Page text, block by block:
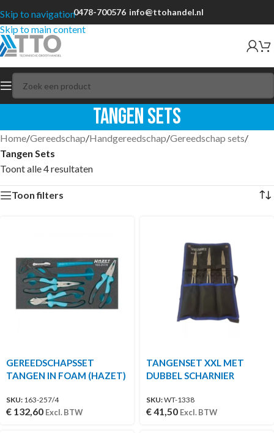
Skip to navigation
Skip to main content
0478-700576 info@ttohandel.nl
Tangen Sets
Home/Gereedschap/Handgereedschap/Gereedschap sets/
Tangen Sets
Toont alle 4 resultaten
Toon filters
GEREEDSCHAPSSET
TANGEN IN FOAM (HAZET)
SKU: 163-257/4
€ 132,60 Excl. BTW
TANGENSET XXL MET
DUBBEL SCHARNIER
SKU:WT-1338
€41,50 Excl. BTW